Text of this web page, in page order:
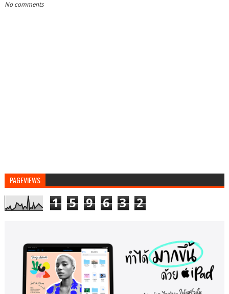
No comments
PAGEVIEWS
1 5 9 6 3 2